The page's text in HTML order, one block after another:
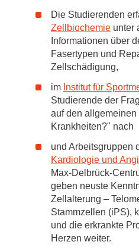
Die Studierenden
Zellbiochemie unter
Informationen über
Fasertypen und
Zellschädigung,
im Institut für
Studierende der
auf den
Krankheiten?" nach
und Arbeitsgruppen
Kardiologie und
Max-Delbrück-
geben neuste
Zellalterung –
Stammzellen (iPS),
und die erkrankte
Herzen weiter.